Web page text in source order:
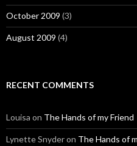
October 2009 (3)
August 2009 (4)
RECENT COMMENTS
Louisa on The Hands of my Friend
Lynette Snyderon The Hands of